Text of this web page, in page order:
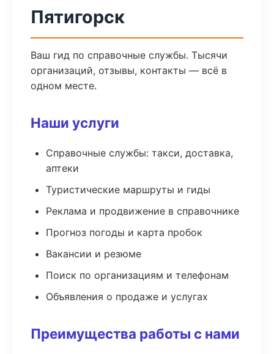
Пятигорск
Ваш гид по справочные службы. Тысячи
организаций, отзывы, контакты — всё в
одном месте.
Наши услуги
Справочные службы: такси, доставка,
аптеки
Туристические маршруты и гиды
Реклама и продвижение в справочнике
Прогноз погоды и карта пробок
Вакансии и резюме
Поиск по организациям и телефонам
Объявления о продаже и услугах
Преимущества работы с нами